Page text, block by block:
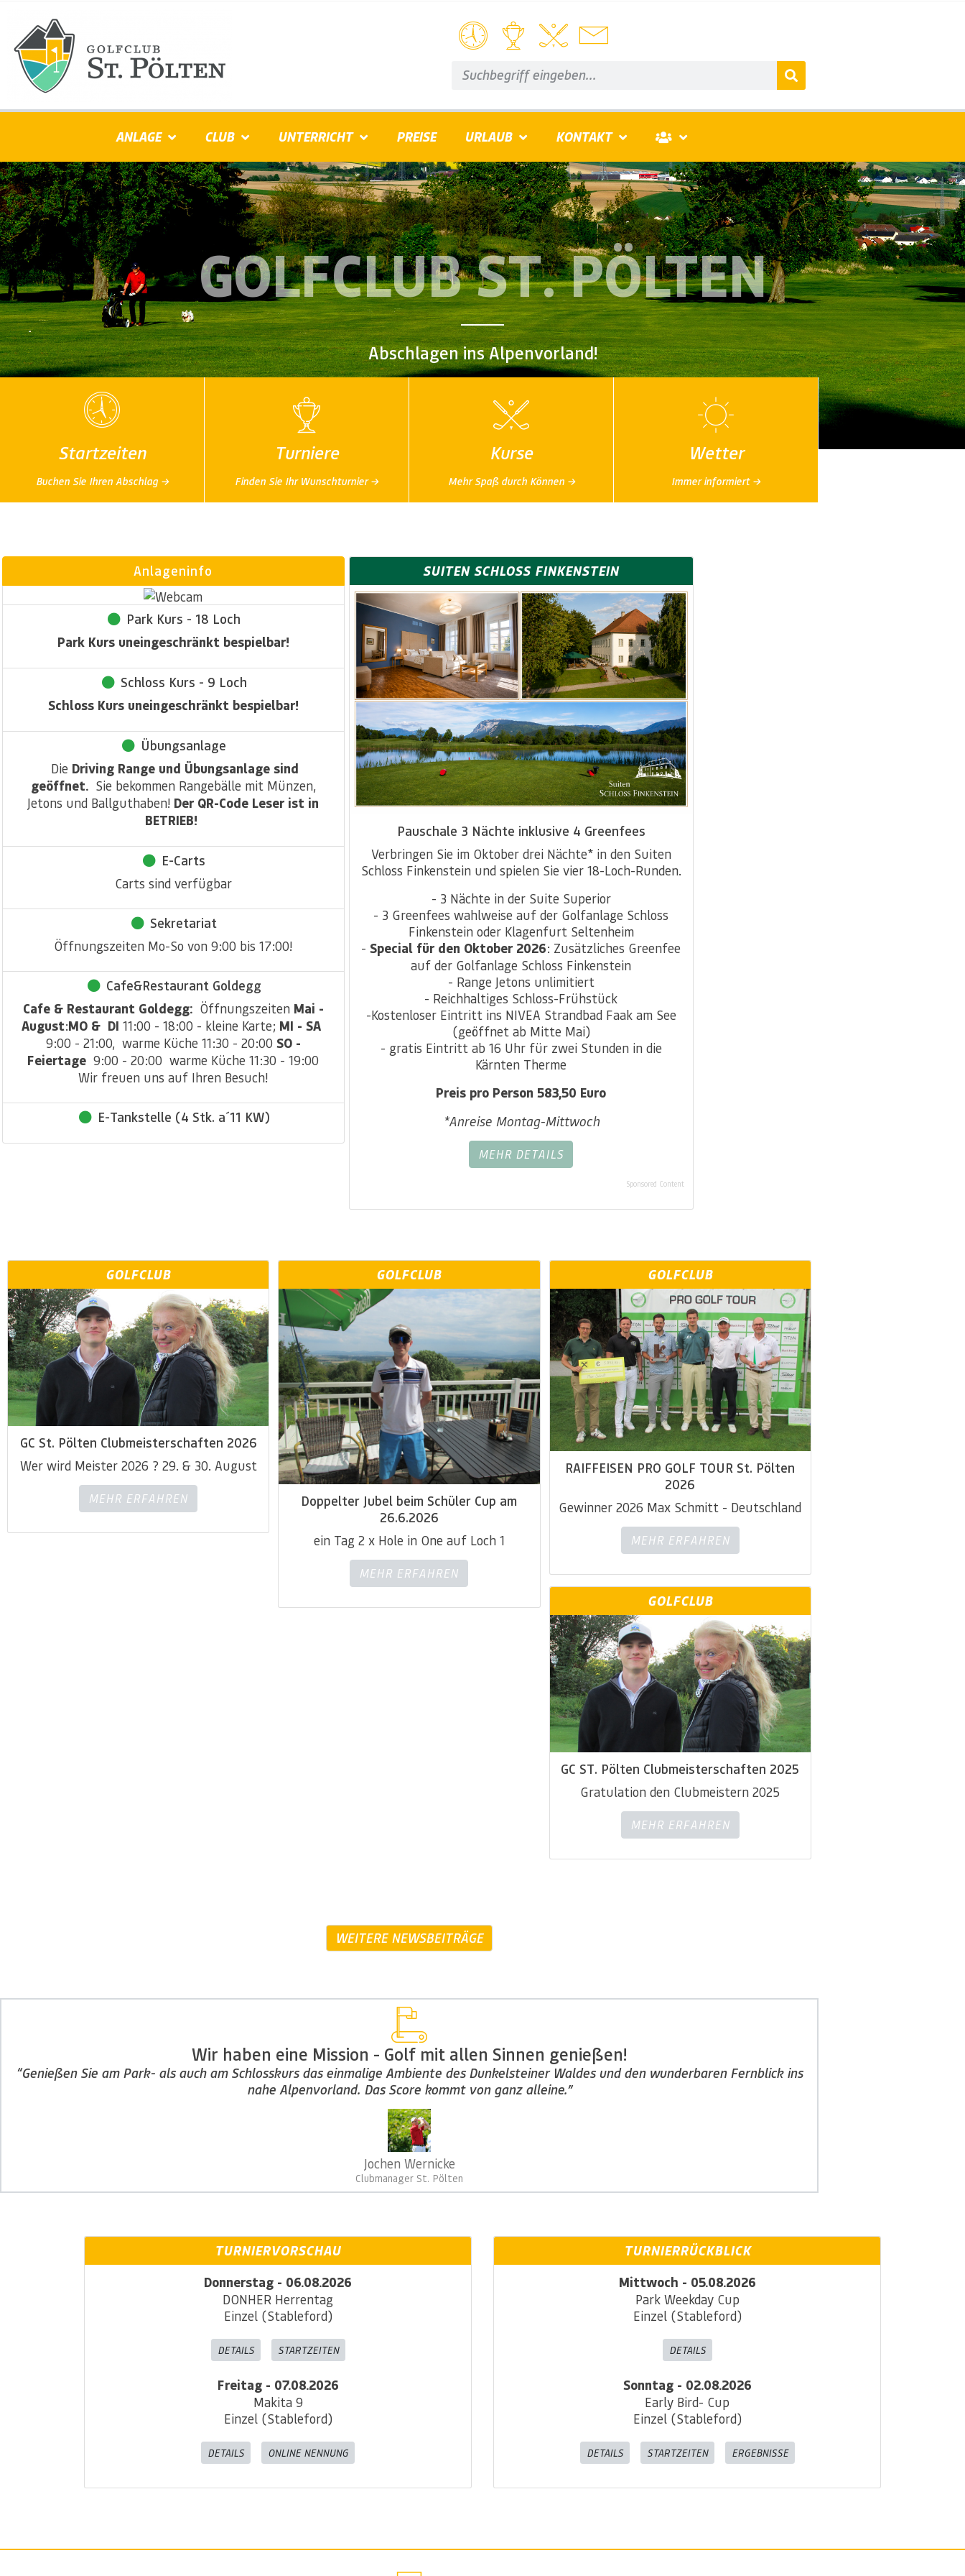
ANLAGE CLUB UNTERRICHT PREISE URLAUB KONTAKT
GOLFCLUB ST. PÖLTEN
Abschlagen ins Alpenvorland!
Startzeiten
Buchen Sie Ihren Abschlag →
Turniere
Finden Sie Ihr Wunschturnier →
Kurse
Mehr Spaß durch Können →
Wetter
Immer informiert →
Anlageninfo
Park Kurs - 18 Loch
Park Kurs uneingeschränkt bespielbar!
Schloss Kurs - 9 Loch
Schloss Kurs uneingeschränkt bespielbar!
Übungsanlage
Die Driving Range und Übungsanlage sind
geöffnet. Sie bekommen Rangebälle mit Münzen,
Jetons und Ballguthaben! Der QR-Code Leser ist in
BETRIEB!
E-Carts
Carts sind verfügbar
Sekretariat
Öffnungszeiten Mo-So von 9:00 bis 17:00!
Cafe&Restaurant Goldegg
Cafe & Restaurant Goldegg: ÖffnungszeitenMai -
August:MO & DI 11:00 - 18:00 - kleine Karte; MI - SA
9:00 - 21:00, warme Küche 11:30 - 20:00 SO -
Feiertage 9:00 - 20:00 warme Küche 11:30 - 19:00
Wir freuen uns auf Ihren Besuch!
E-Tankstelle (4 Stk. a´11 KW)
SUITEN SCHLOSS FINKENSTEIN
Pauschale 3 Nächte inklusive 4 Greenfees
Verbringen Sie im Oktober drei Nächte* in den Suiten
Schloss Finkenstein und spielen Sie vier 18-Loch-Runden.
- 3 Nächte in der Suite Superior
- 3 Greenfees wahlweise auf der Golfanlage Schloss
Finkenstein oder Klagenfurt Seltenheim
-Special für den Oktober 2026: Zusätzliches Greenfee
auf der Golfanlage Schloss Finkenstein
- Range Jetons unlimitiert
- Reichhaltiges Schloss-Frühstück
-Kostenloser Eintritt ins NIVEA Strandbad Faak am See
(geöffnet ab Mitte Mai)
- gratis Eintritt ab 16 Uhr für zwei Stunden in die
Kärnten Therme
Preis pro Person 583,50 Euro
*Anreise Montag-Mittwoch
MEHR DETAILS
Sponsored Content
GOLFCLUB
GC St. Pölten Clubmeisterschaften 2026
Wer wird Meister 2026 ? 29. & 30. August
MEHR ERFAHREN
GOLFCLUB
Doppelter Jubel beim Schüler Cup am
26.6.2026
ein Tag 2 x Hole in One auf Loch 1
MEHR ERFAHREN
GOLFCLUB
RAIFFEISEN PRO GOLF TOUR St. Pölten
2026
Gewinner 2026 Max Schmitt - Deutschland
MEHR ERFAHREN
GOLFCLUB
GC ST. Pölten Clubmeisterschaften 2025
Gratulation den Clubmeistern 2025
MEHR ERFAHREN
WEITERE NEWSBEITRÄGE
Wir haben eine Mission - Golf mit allen Sinnen genießen!
“Genießen Sie am Park- als auch am Schlosskurs das einmalige Ambiente des Dunkelsteiner Waldes und den wunderbaren Fernblick ins
nahe Alpenvorland. Das Score kommt von ganz alleine.”
Jochen Wernicke
Clubmanager St. Pölten
TURNIERVORSCHAU
Donnerstag - 06.08.2026
DONHER Herrentag
Einzel (Stableford)
DETAILS STARTZEITEN
Freitag - 07.08.2026
Makita 9
Einzel (Stableford)
DETAILS ONLINE NENNUNG
TURNIERRÜCKBLICK
Mittwoch - 05.08.2026
Park Weekday Cup
Einzel (Stableford)
DETAILS
Sonntag - 02.08.2026
Early Bird- Cup
Einzel (Stableford)
DETAILS STARTZEITEN ERGEBNISSE